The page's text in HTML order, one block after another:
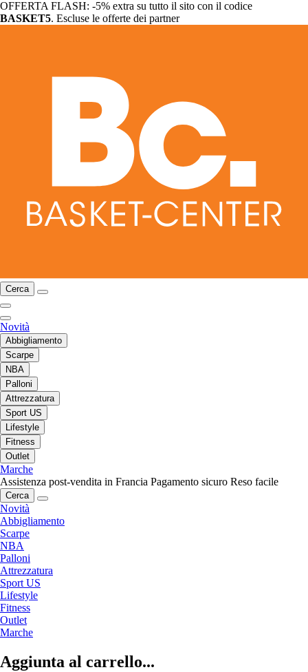
OFFERTA FLASH: -5% extra su tutto il sito con il codice
BASKET5. Escluse le offerte dei partner
Cerca
Novità
Abbigliamento
Scarpe
NBA
Palloni
Attrezzatura
Sport US
Lifestyle
Fitness
Outlet
Marche
Assistenza post-vendita in Francia Pagamento sicuro Reso facile
Cerca
Novità
Abbigliamento
Scarpe
NBA
Palloni
Attrezzatura
Sport US
Lifestyle
Fitness
Outlet
Marche
Aggiunta al carrello...